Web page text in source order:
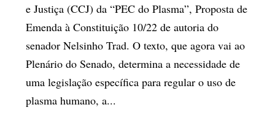
e Justiça (CCJ) da “PEC do Plasma”, Proposta de
Emenda à Constituição 10/22 de autoria do
senador Nelsinho Trad. O texto, que agora vai ao
Plenário do Senado, determina a necessidade de
uma legislação específica para regular o uso de
plasma humano, a...